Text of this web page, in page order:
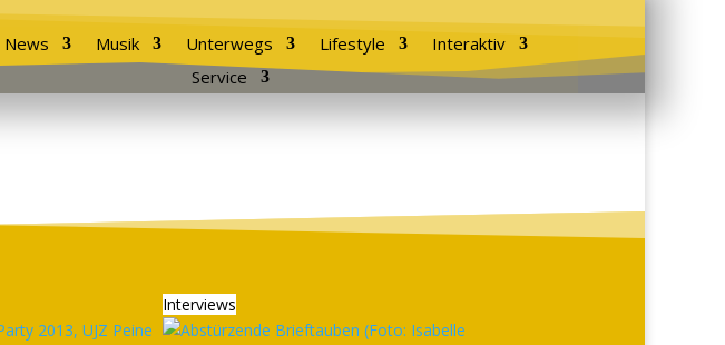
News Musik Unterwegs Lifestyle
Interaktiv
Service
Interviews